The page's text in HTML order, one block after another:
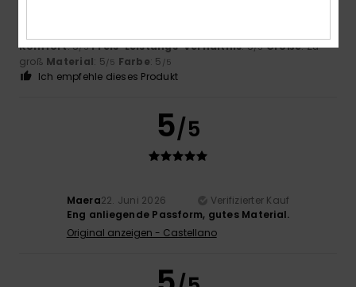
Komfort: 5/5 Preis-Leistungs-Verhältnis: 5/5 Größe: Zu
groß Material: 5/5 Farbe: 5 /5
Ich empfehle dieses Produkt
5/5
Maera22. Juni 2026
Verifizierter Kauf
Eng anliegende Passform, gutes Material.
Original anzeigen - Castellano